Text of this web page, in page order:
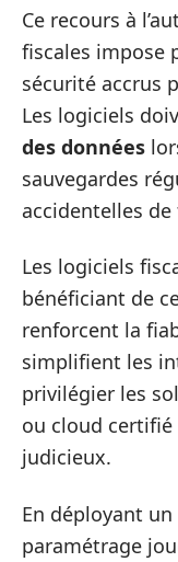
Ce recours à
fiscales impose
sécurité accrus
Les logiciels
des données
sauvegardes
accidentelles de
Les logiciels
bénéficiant de
renforcent la
simplifient les
privilégier les
ou cloud certifié
judicieux.
En déployant
paramétrage